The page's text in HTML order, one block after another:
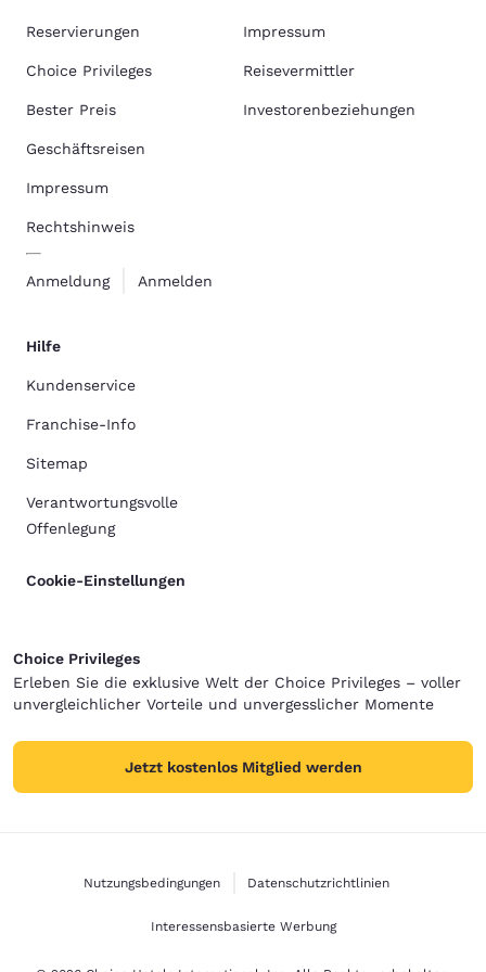
Reservierungen
Choice Privileges
Bester Preis
Geschäftsreisen
Impressum
Rechtshinweis
Anmeldung Anmelden
Impressum
Reisevermittler
Investorenbeziehungen
Hilfe
Kundenservice
Franchise-Info
Sitemap
Verantwortungsvolle
Offenlegung
Cookie-Einstellungen
Choice Privileges
Erleben Sie die exklusive Welt der Choice Privileges – voller
unvergleichlicher Vorteile und unvergesslicher Momente
Jetzt kostenlos Mitglied werden
Nutzungsbedingungen Datenschutzrichtlinien
Interessensbasierte Werbung